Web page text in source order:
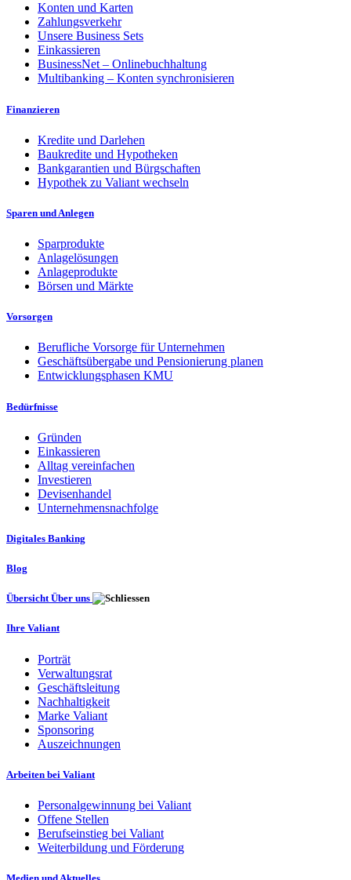
Konten und Karten
Zahlungsverkehr
Unsere Business Sets
Einkassieren
BusinessNet – Onlinebuchhaltung
Multibanking – Konten synchronisieren
Finanzieren
Kredite und Darlehen
Baukredite und Hypotheken
Bankgarantien und Bürgschaften
Hypothek zu Valiant wechseln
Sparen und Anlegen
Sparprodukte
Anlagelösungen
Anlageprodukte
Börsen und Märkte
Vorsorgen
Berufliche Vorsorge für Unternehmen
Geschäftsübergabe und Pensionierung planen
Entwicklungsphasen KMU
Bedürfnisse
Gründen
Einkassieren
Alltag vereinfachen
Investieren
Devisenhandel
Unternehmensnachfolge
Digitales Banking
Blog
Übersicht Über uns
Ihre Valiant
Porträt
Verwaltungsrat
Geschäftsleitung
Nachhaltigkeit
Marke Valiant
Sponsoring
Auszeichnungen
Arbeiten bei Valiant
Personalgewinnung bei Valiant
Offene Stellen
Berufseinstieg bei Valiant
Weiterbildung und Förderung